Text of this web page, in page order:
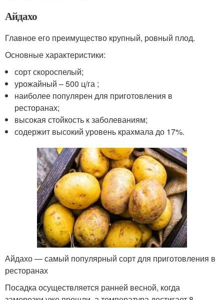
Айдахо
Главное его преимущество крупный, ровный плод.
Основные характеристики:
сорт скороспелый;
урожайный – 500 ц/га ;
наиболее популярен для приготовления в
ресторанах;
высокая стойкость к заболеваниям;
содержит высокий уровень крахмала до 17%.
Айдахо — самый популярный сорт для приготовления в
ресторанах
Посадка осуществляется ранней весной, когда